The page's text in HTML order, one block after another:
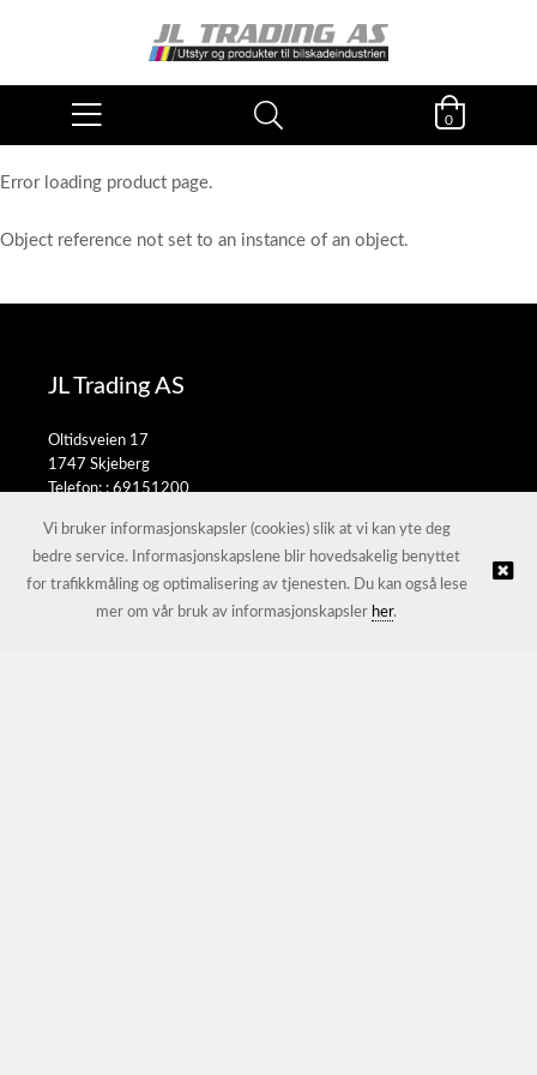
0
Error loading product page.
Object reference not set to an instance of an object.
JL Trading AS
Oltidsveien 17
1747 Skjeberg
Telefon: :69151200
© JL Trading AS |Nettbutikk levert av Kréatif
Vi bruker informasjonskapsler (cookies) slik at vi kan yte deg
bedre service. Informasjonskapslene blir hovedsakelig benyttet
for trafikkmåling og optimalisering av tjenesten. Du kan også lese
mer om vår bruk av informasjonskapsler her.